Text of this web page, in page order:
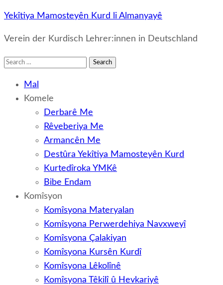
Yekîtiya Mamosteyên Kurd li Almanyayê
Verein der Kurdisch Lehrer:innen in Deutschland
Search
Mal
Komele
Derbarê Me
Rêveberiya Me
Armancên Me
Destûra Yekîtiya Mamosteyên Kurd
Kurtedîroka YMKê
Bibe Endam
Komîsyon
Komîsyona Materyalan
Komîsyona Perwerdehiya Navxweyî
Komîsyona Çalakiyan
Komîsyona Kursên Kurdî
Komîsyona Lêkolînê
Komîsyona Têkilî û Hevkariyê